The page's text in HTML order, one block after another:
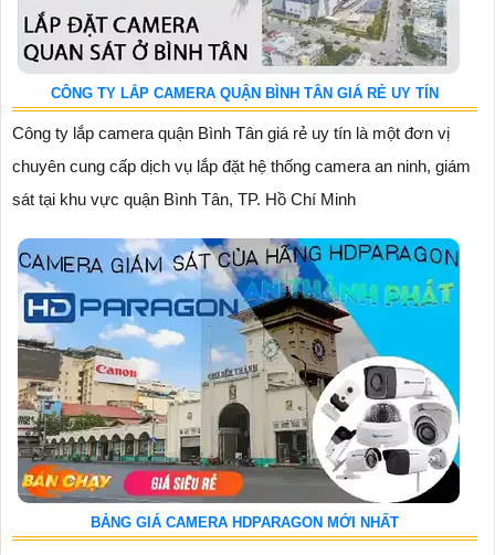
CÔNG TY LẮP CAMERA QUẬN BÌNH TÂN GIÁ RẺ UY TÍN
Công ty lắp camera quận Bình Tân giá rẻ uy tín là một đơn vị
chuyên cung cấp dịch vụ lắp đặt hệ thống camera an ninh, giám
sát tại khu vực quận Bình Tân, TP. Hồ Chí Minh
BẢNG GIÁ CAMERA HDPARAGON MỚI NHẤT